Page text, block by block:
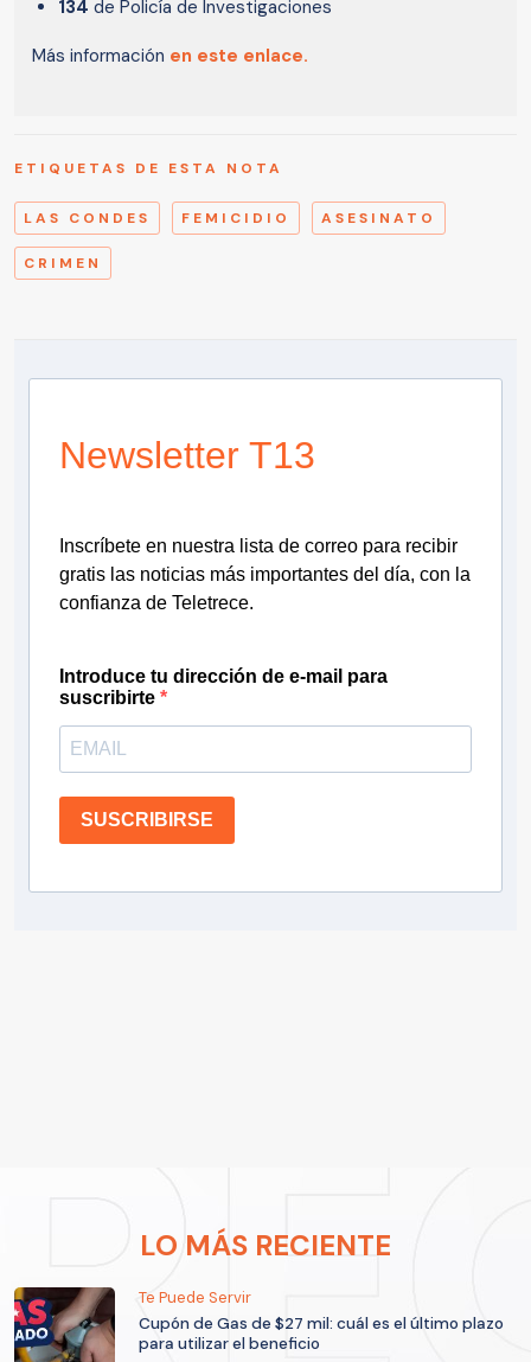
134 de Policía de Investigaciones
Más información en este enlace.
ETIQUETAS DE ESTA NOTA
LAS CONDES FEMICIDIO ASESINATO
CRIMEN
Newsletter T13
Inscríbete en nuestra lista de correo para recibir
gratis las noticias más importantes del día, con la
confianza de Teletrece.
Introduce tu dirección de e-mail para
suscribirte
SUSCRIBIRSE
LO MÁS RECIENTE
Te Puede Servir
Cupón de Gas de $27 mil: cuál es el último plazo
para utilizar el beneficio